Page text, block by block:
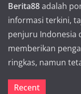
Berita88adalah
informasi terkini,
penjuru Indonesia
memberikan
ringkas, namun
Recent